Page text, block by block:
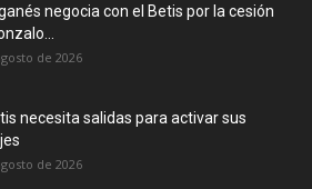
negocia con el Betis por la cesión
de 2026
necesita salidas para activar sus
de 2026